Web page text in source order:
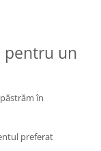
un
în
preferat